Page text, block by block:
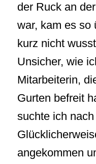
der Ruck an
war, kam es so
kurz nicht
Unsicher, wie
Mitarbeiterin,
Gurten befreit
suchte ich
angekommen